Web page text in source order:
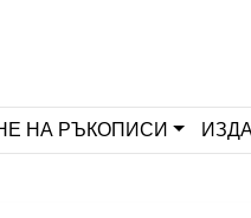
НА РЪКОПИСИ